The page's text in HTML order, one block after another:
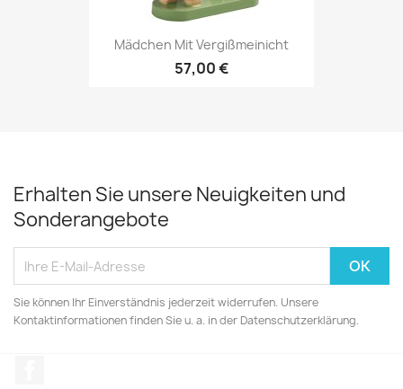
Mädchen Mit Vergißmeinicht
57,00 €
Erhalten Sie unsere Neuigkeiten und
Sonderangebote
Sie können Ihr Einverständnis jederzeit widerrufen. Unsere
Kontaktinformationen finden Sie u. a. in der Datenschutzerklärung.